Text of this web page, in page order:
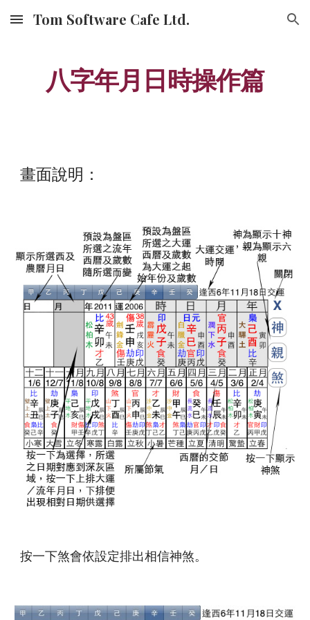
Skip to main content Skip to navigation
Tom Software Cafe Ltd.
八字年月日時操作篇
畫面說明：
按一下煞會依設定排出相信神煞。